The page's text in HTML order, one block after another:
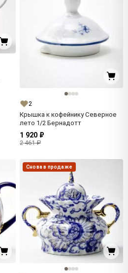
2
Крышка к кофейнику Северное
лето 1/2 Бернадотт
1 920 ₽
2 461 ₽
Снова в продаже